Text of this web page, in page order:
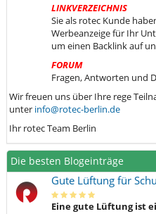
LINKVERZEICHNIS
Sie als rotec Kunde
Werbeanzeige für Ihr
um einen Backlink auf
FORUM
Fragen, Antworten und
Wir freuen uns über Ihre rege
unter info@rotec-berlin.de
Ihr rotec Team Berlin
Die besten Blogeinträge
Gute Lüftung für
Eine gute Lüftung ist